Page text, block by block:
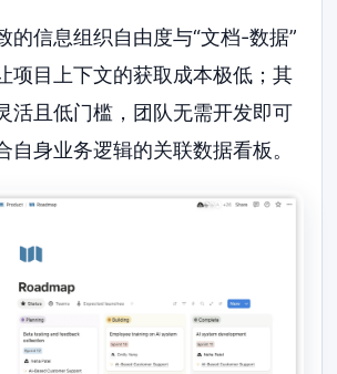
的信息组织自由度与“文档-数据”
项目上下文的获取成本极低；其
活且低门槛，团队无需开发即可
自身业务逻辑的关联数据看板。